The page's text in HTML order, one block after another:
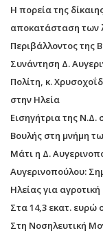
Η πορεία της
αποκατάσταση των
Περιβάλλοντος της
Συνάντηση Δ.
Πολίτη, κ.
στην Ηλεία
Εισηγήτρια της Ν.Δ.
Βουλής στη μνήμη
Μάτι η Δ.
Αυγερινοπούλου:
Ηλείας για
Στα 14,3 εκατ. ευρώ
Στη Νοσηλευτική